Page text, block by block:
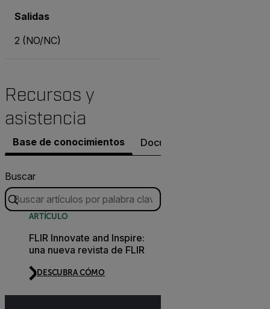
Salidas
2 (NO/NC)
Recursos y
asistencia
Base de conocimientos Documentos
Buscar
ARTÍCULO
FLIR Innovate and Inspire:
una nueva revista de FLIR
DESCUBRA CÓMO